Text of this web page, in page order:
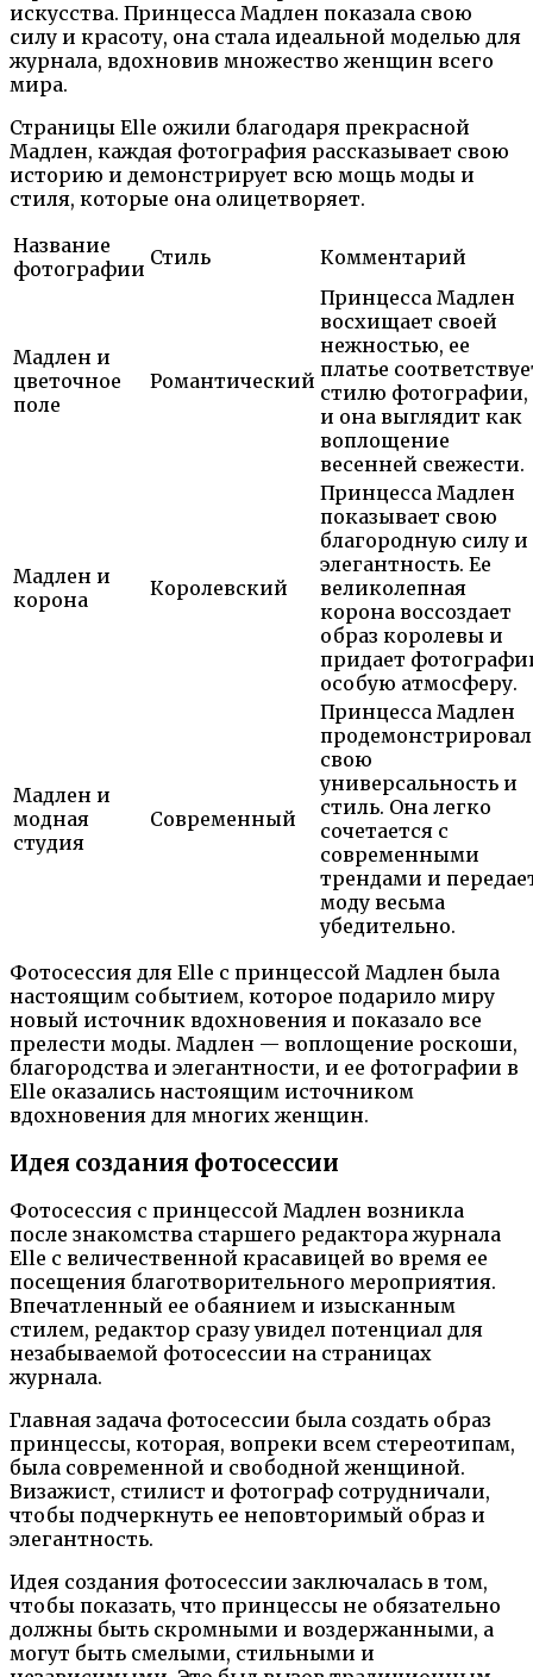
искусства. Принцесса Мадлен показала свою
силу и красоту, она стала идеальной моделью для
журнала, вдохновив множество женщин всего
мира.
Страницы Elle ожили благодаря прекрасной
Мадлен, каждая фотография рассказывает свою
историю и демонстрирует всю мощь моды и
стиля, которые она олицетворяет.
Название
фотографии Стиль Комментарий
Мадлен и
цветочное
поле
Романтический
Принцесса Мадлен
восхищает своей
нежностью, ее
платье
стилю фотографии,
и она выглядит как
воплощение
весенней свежести.
Мадлен и
корона
Королевский
Принцесса Мадлен
показывает свою
благородную силу и
элегантность. Ее
великолепная
корона воссоздает
образ королевы и
придает
особую атмосферу.
Мадлен и
модная
студия
Современный
Принцесса Мадлен
свою
универсальность и
стиль. Она легко
сочетается с
современными
трендами и
моду весьма
убедительно.
Фотосессия для Elle с принцессой Мадлен была
настоящим событием, которое подарило миру
новый источник вдохновения и показало все
прелести моды. Мадлен — воплощение роскоши,
благородства и элегантности, и ее фотографии в
Elle оказались настоящим источником
вдохновения для многих женщин.
Идея создания фотосессии
Фотосессия с принцессой Мадлен возникла
после знакомства старшего редактора журнала
Elle с величественной красавицей во время ее
посещения благотворительного мероприятия.
Впечатленный ее обаянием и изысканным
стилем, редактор сразу увидел потенциал для
незабываемой фотосессии на страницах
журнала.
Главная задача фотосессии была создать образ
принцессы, которая, вопреки всем стереотипам,
была современной и свободной женщиной.
Визажист, стилист и фотограф сотрудничали,
чтобы подчеркнуть ее неповторимый образ и
элегантность.
Идея создания фотосессии заключалась в том,
чтобы показать, что принцессы не обязательно
должны быть скромными и воздержанными, а
могут быть смелыми, стильными и